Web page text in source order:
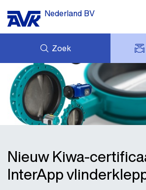
Nederland BV
Drinkwater
Afvalwater
Brandbestrijding
Gas
Industrie
Zoek
NIEUWS
DOWNLOADS
CASE STORIES
AVK NEDERLAND
MIJN
MIJN
AVK
Nieuw Kiwa-
InterApp